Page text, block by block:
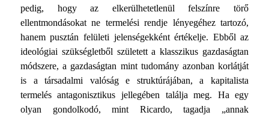
pedig, hogy az elkerülhetetlenül fel­színre törő
ellentmondásokat ne termelési rendje lényegéhez tartozó,
hanem pusztán felületi jelenségekként értékelje. Eb­ből az
ideológiai szükségletből született a klasszikus gazda­ságtan
módszere, a gazdaságtan mint tudomány azonban kor­látját
is a társadalmi valóság e struktúrájában, a kapitalista
termelés antagonisztikus jellegében találja meg. Ha egy
olyan gondolkodó, mint Ricardo, tagadja „annak